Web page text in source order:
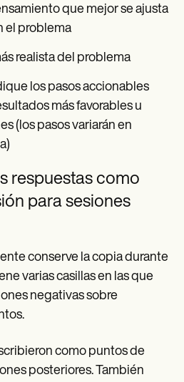
que mejor se ajusta
el problema
realista del problema
los pasos accionables
más favorables u
(los pasos variarán en
respuestas como
para sesiones
conserve la copia durante
varias casillas en las que
negativas sobre
como puntos de
posteriores. También